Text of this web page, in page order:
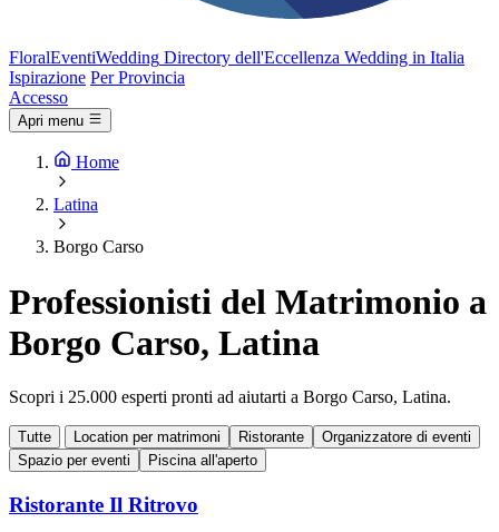
FloralEventiWedding Directory dell'Eccellenza Wedding in Italia
Ispirazione Per Provincia
Accesso
Apri menu
Home
Latina
Borgo Carso
Professionisti del Matrimonio a
Borgo Carso, Latina
Scopri i 25.000 esperti pronti ad aiutarti a Borgo Carso, Latina.
Tutte Location per matrimoni Ristorante
Organizzatore di eventi
Spazio per eventi
Piscina all'aperto
Ristorante Il Ritrovo